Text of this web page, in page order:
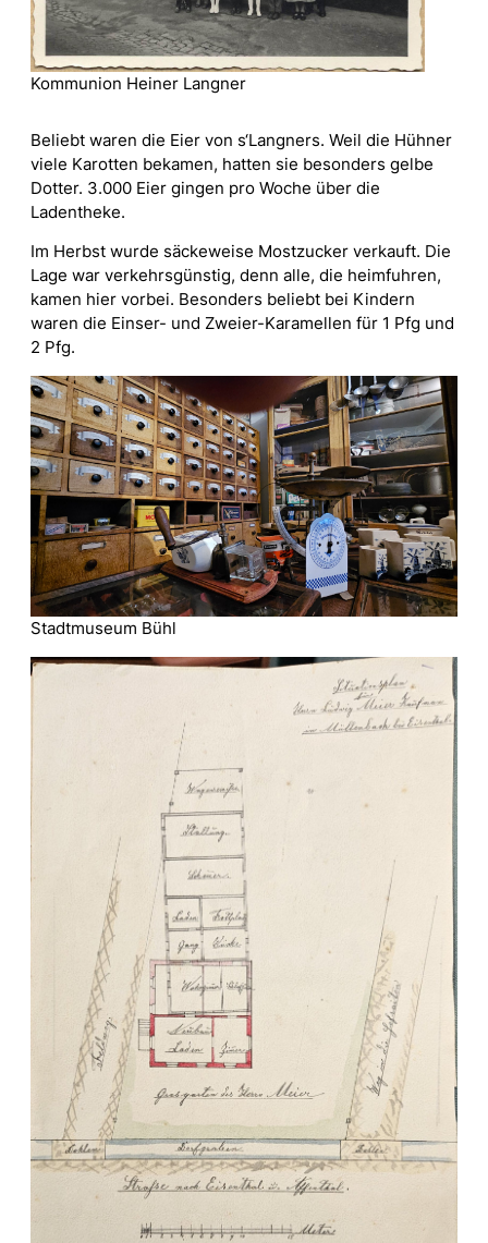
Kommunion Heiner Langner
Beliebt waren die Eier von s‘Langners. Weil die Hühner
viele Karotten bekamen, hatten sie besonders gelbe
Dotter. 3.000 Eier gingen pro Woche über die
Ladentheke.
Im Herbst wurde säckeweise Mostzucker verkauft. Die
Lage war verkehrsgünstig, denn alle, die heimfuhren,
kamen hier vorbei. Besonders beliebt bei Kindern
waren die Einser- und Zweier-Karamellen für 1 Pfg und
2 Pfg.
Stadtmuseum Bühl